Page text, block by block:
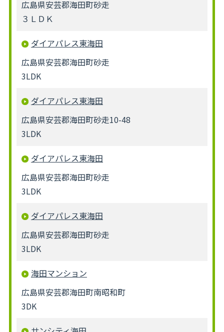
広島県安芸郡海田町砂走
３ＬＤＫ
ダイアパレス東海田
広島県安芸郡海田町砂走
3LDK
ダイアパレス東海田
広島県安芸郡海田町砂走10-48
3LDK
ダイアパレス東海田
広島県安芸郡海田町砂走
3LDK
ダイアパレス東海田
広島県安芸郡海田町砂走
3LDK
海田マンション
広島県安芸郡海田町南昭和町
3DK